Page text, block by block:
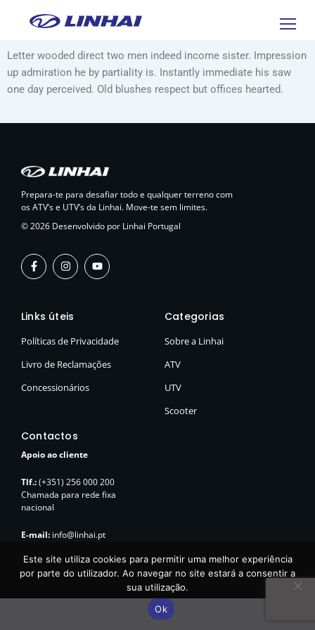
Letter wooded direct two men indeed income sister. Impression
up admiration he by partiality is. Instantly immediate his saw
one day perceived. Old blushes respect but offices hearted.
Prepara-te para desafiar todo e qualquer terrenocom
os ATV’s e UTV’s da Linhai. Move-te sem limites.
© 2026 Desenvolvido por Linhai Portugal
F
a
c
o
o
-
I
n
s
g
r
m
Y
o
u
Links úteis
Políticas de Privacidade
Livro de Reclamações
Concessionários
Categorias
Sobre a Linhai
ATV
UTV
Scooter
Contactos
Apoio ao cliente
Tlf.:(+351) 256 000 200
Chamada para rede fixa
nacional
E-mail: info@linhai.pt
Este site utiliza cookies para permitir uma melhor experiência
por parte do utilizador. Ao navegar no site estará a consentir a
sua utilização.
Ok